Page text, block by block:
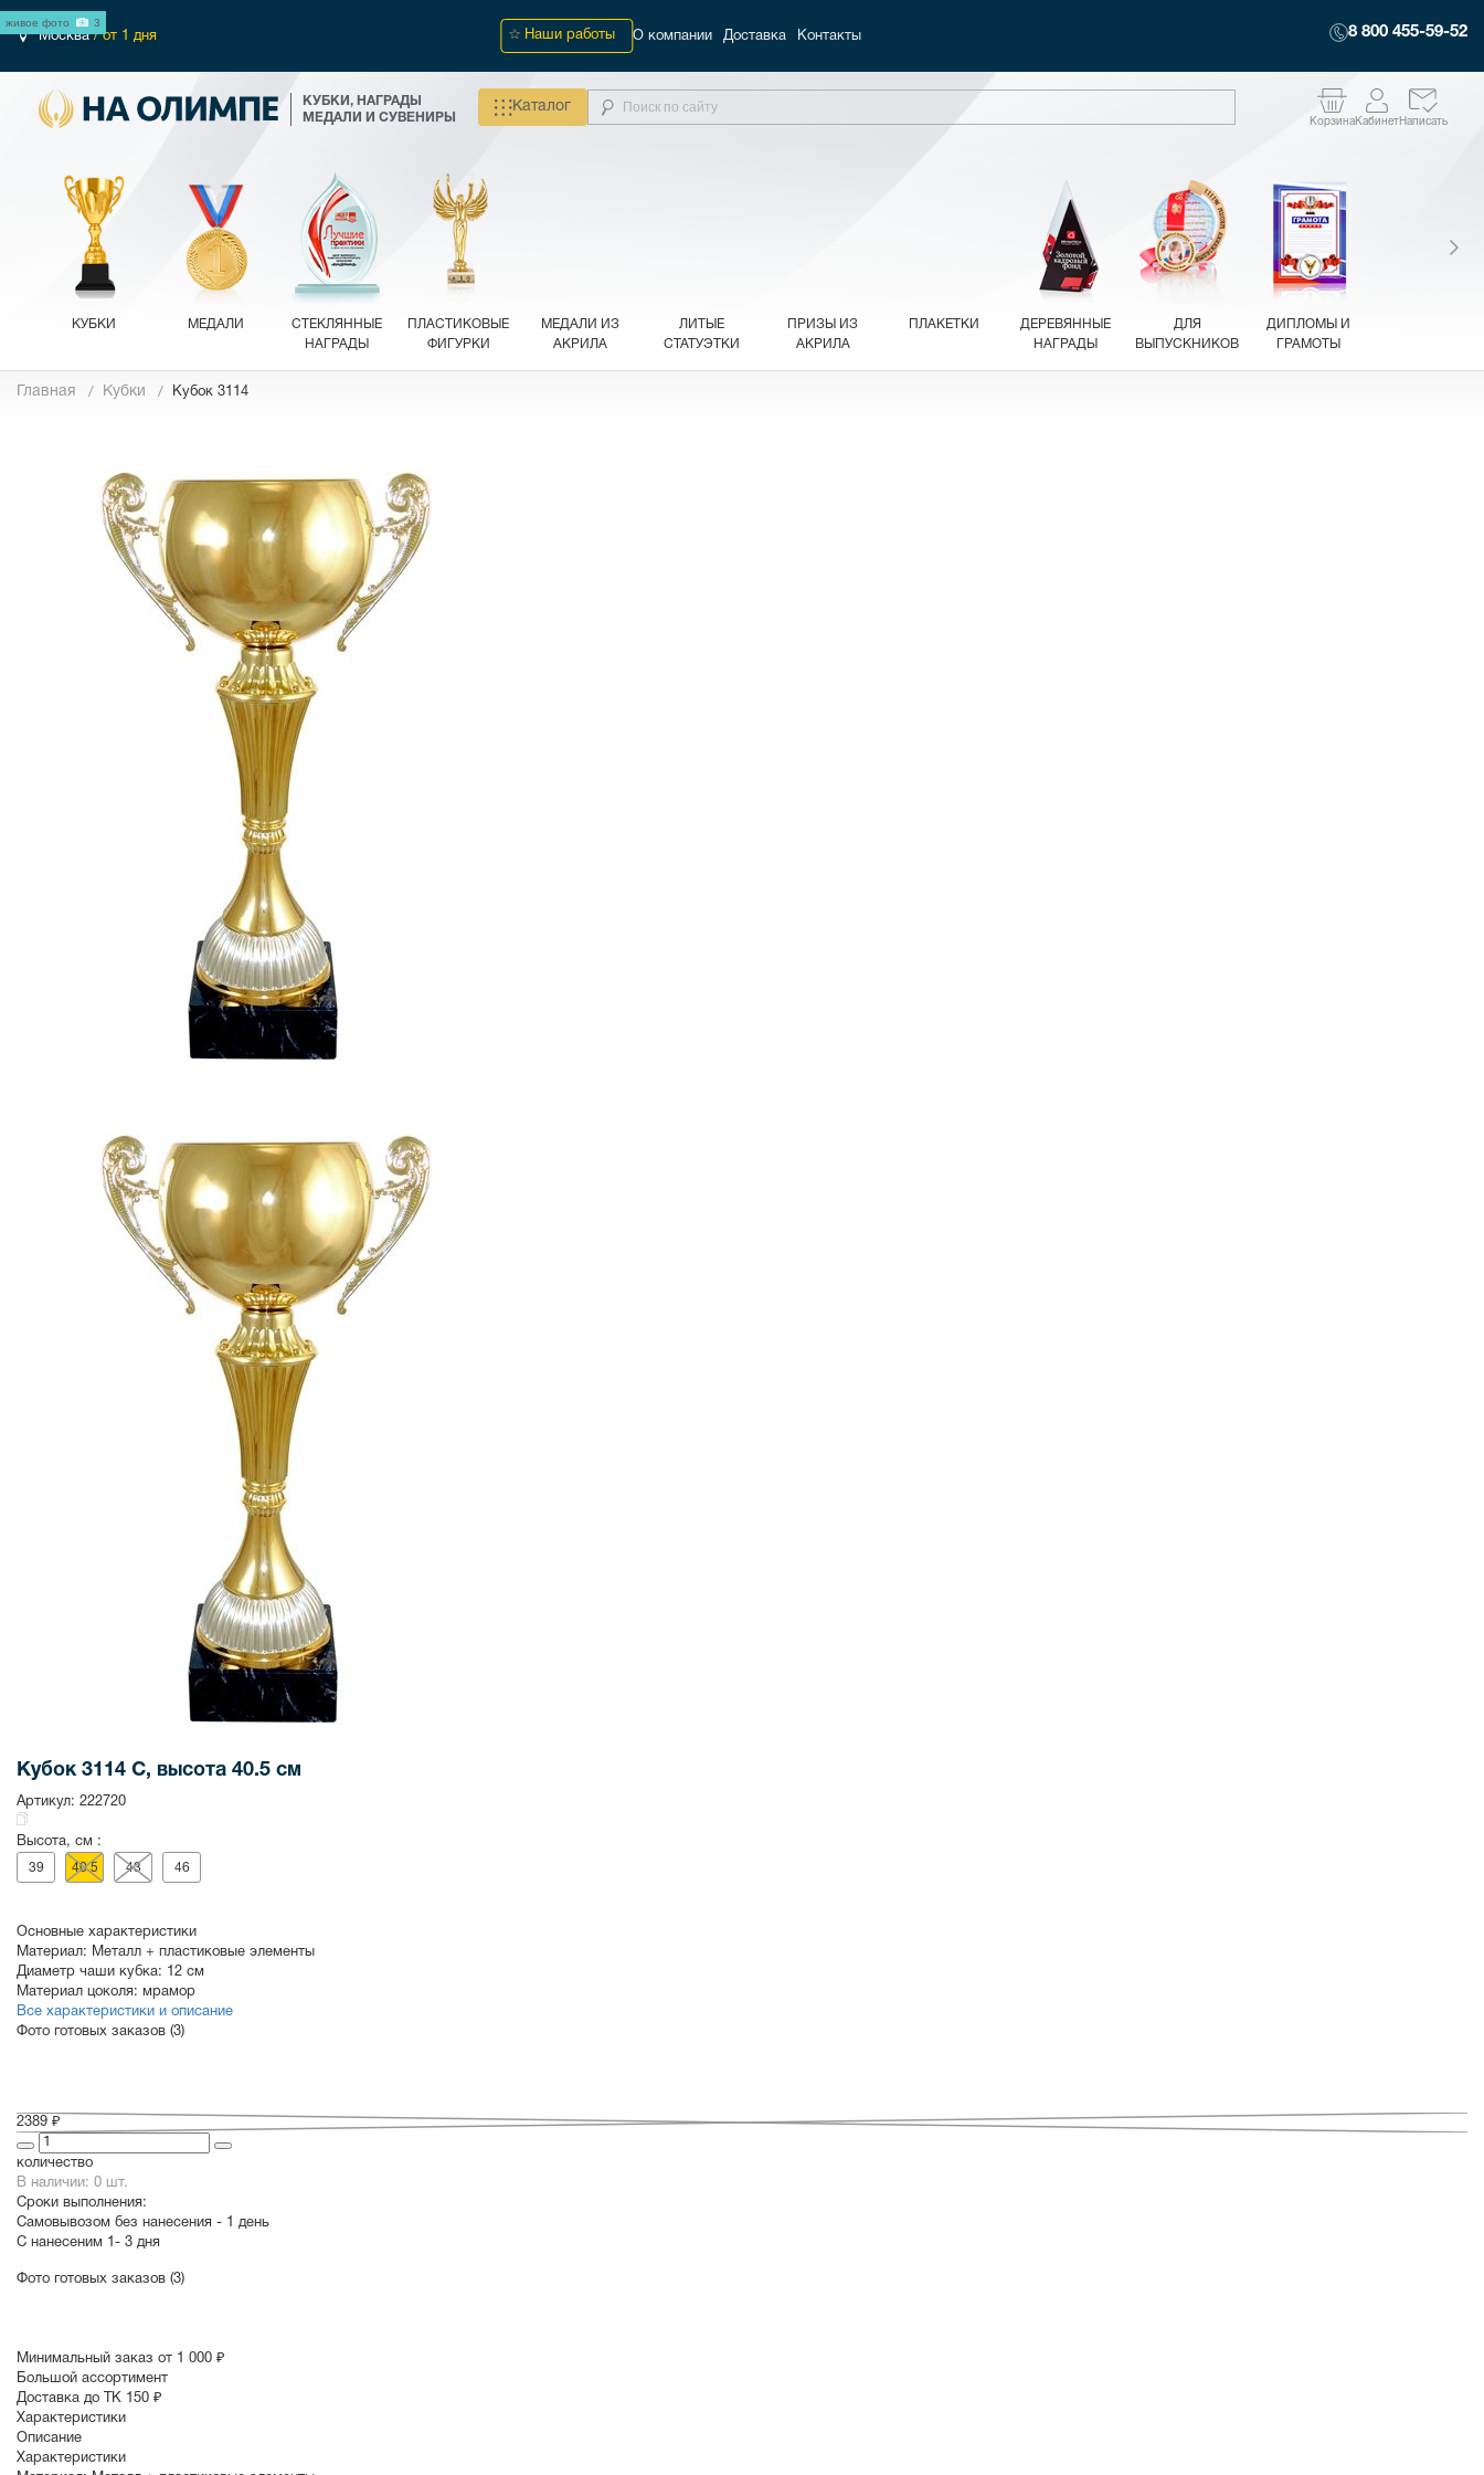
Москва/ от 1 дня Наши работы О компании Доставка Контакты 8 800 455-59-52
КУБКИ, НАГРАДЫ
МЕДАЛИ И СУВЕНИРЫ
Каталог
КорзинаКабинетНаписать
КУБКИ МЕДАЛИ
СТЕКЛЯННЫЕ
НАГРАДЫ
ПЛАСТИКОВЫЕ
ФИГУРКИ
МЕДАЛИ ИЗ
АКРИЛА
ЛИТЫЕ
СТАТУЭТКИ
ПРИЗЫ ИЗ
АКРИЛА
ПЛАКЕТКИ
ДЕРЕВЯННЫЕ
НАГРАДЫ
ДЛЯ
ВЫПУСКНИКОВ
ДИПЛОМЫ И
ГРАМОТЫ
СУВЕНИРЫ РАСПРОДАЖА
ПОИСК ПО
СОБЫТИЮ
Главная Кубки Кубок 3114
живое фото 3
Кубок 3114 C, высота 40.5 см
Артикул: 222720
Высота, см :
39 40.5 43 46
Основные характеристики
Материал: Металл + пластиковые элементы
Диаметр чаши кубка: 12 см
Материал цоколя: мрамор
Все характеристики и описание
Фото готовых заказов (3)
2389 ₽
количество
В наличии: 0 шт.
Сроки выполнения:
Самовывозом без нанесения - 1 день
С нанесеним 1- 3 дня
Фото готовых заказов (3)
Минимальный заказ от 1 000 ₽
Большой ассортимент
Доставка до ТК 150 ₽
Характеристики
Описание
Характеристики